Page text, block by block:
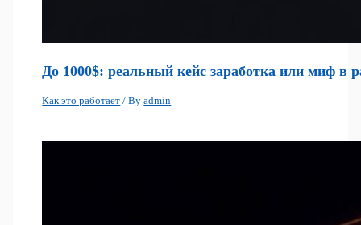
До 1000$: реальный кейс заработка или миф в
Как это работает / Byadmin